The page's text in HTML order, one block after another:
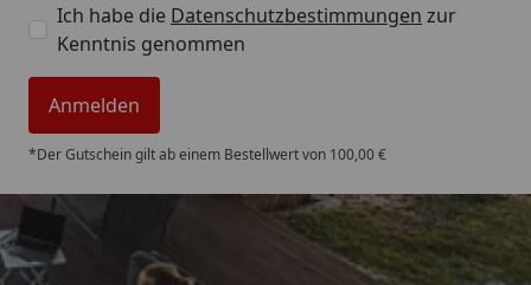
Ich habe die Datenschutzbestimmungen zur
Kenntnis genommen
Anmelden
*Der Gutschein gilt ab einem Bestellwert von 100,00 €